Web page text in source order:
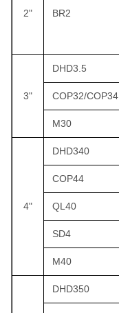
2" BR2
3"
DHD3.5
COP32/COP34
M30
4"
DHD340
COP44
QL40
SD4
M40
DHD350